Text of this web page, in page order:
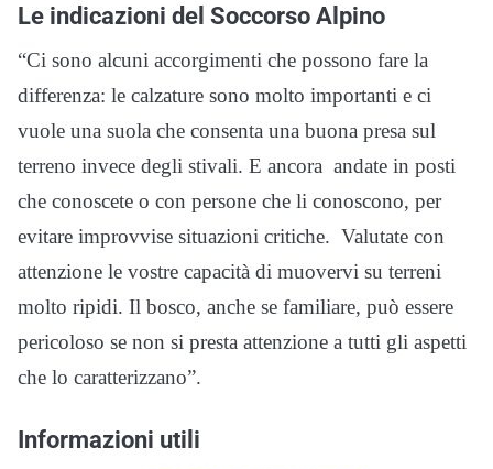
Le indicazioni del Soccorso Alpino
“Ci sono alcuni accorgimenti che possono fare la
differenza: le calzature sono molto importanti e ci
vuole una suola che consenta una buona presa sul
terreno invece degli stivali. E ancora andate in posti
che conoscete o con persone che li conoscono, per
evitare improvvise situazioni critiche. Valutate con
attenzione le vostre capacità di muovervi su terreni
molto ripidi. Il bosco, anche se familiare, può essere
pericoloso se non si presta attenzione a tutti gli aspetti
che lo caratterizzano”.
Informazioni utili